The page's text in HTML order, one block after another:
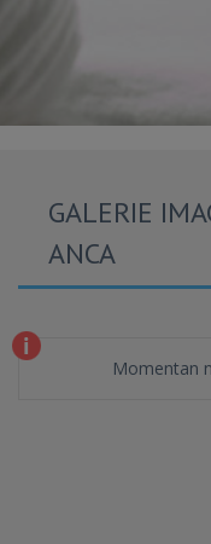
GALERIE
ANCA
Momentan